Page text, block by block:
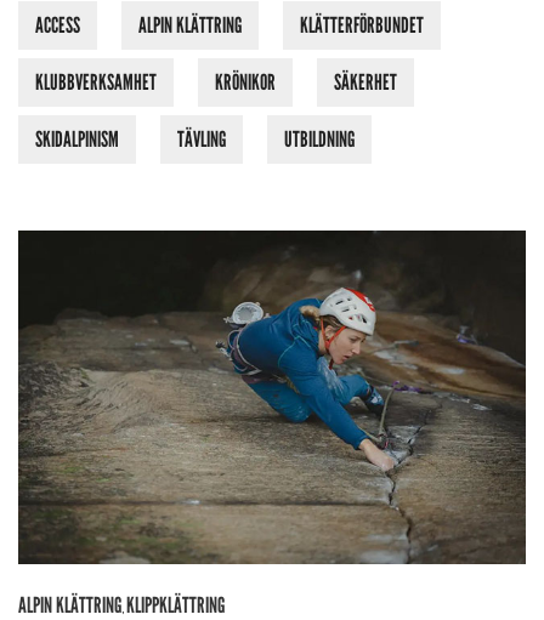
ACCESS ALPIN KLÄTTRING KLÄTTERFÖRBUNDET
KLUBBVERKSAMHET KRÖNIKOR SÄKERHET
SKIDALPINISM TÄVLING UTBILDNING
ALPIN KLÄTTRING,KLIPPKLÄTTRING